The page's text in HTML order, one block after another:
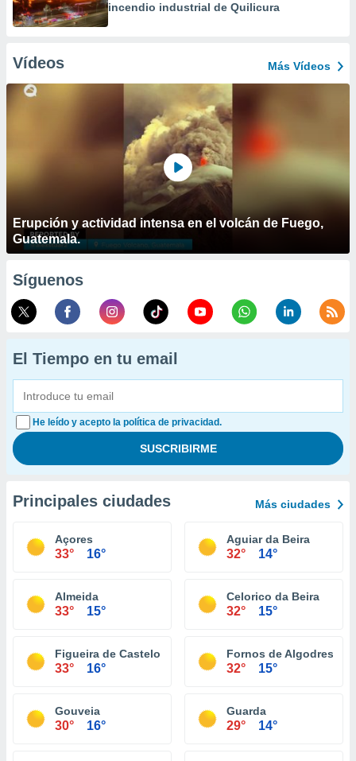
incendio industrial de Quilicura
Vídeos Más Vídeos
Erupción y actividad intensa en el volcán de Fuego,
Guatemala.
Síguenos
El Tiempo en tu email
He leído y acepto la política de privacidad.
Principales ciudades Más ciudades
Açores
33° 16°
Aguiar da Beira
32° 14°
Almeida
33° 15°
Celorico da Beira
32° 15°
Figueira de Castelo Rodrigo
33° 16°
Fornos de Algodres
32° 15°
Gouveia
30° 16°
Guarda
29° 14°